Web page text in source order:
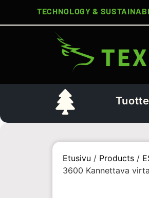
TECHNOLOGY &
Etusivu / Products /
3600 Kannettava